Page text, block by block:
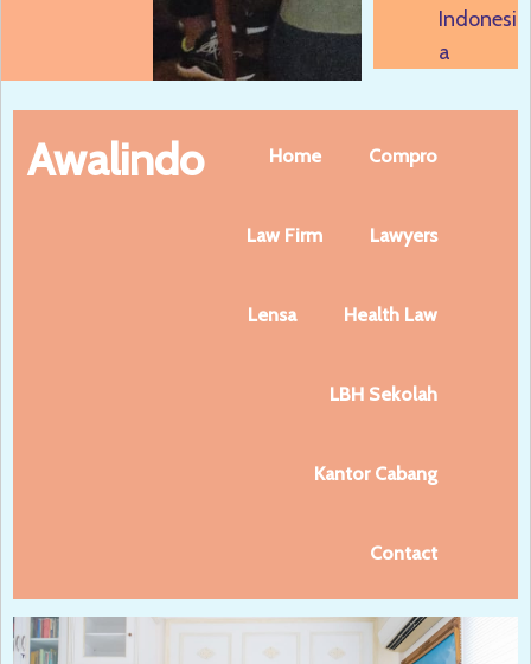
Indonesi
a
Awalindo Home Compro
Law Firm Lawyers
Lensa Health Law
LBH Sekolah
Kantor Cabang
Contact